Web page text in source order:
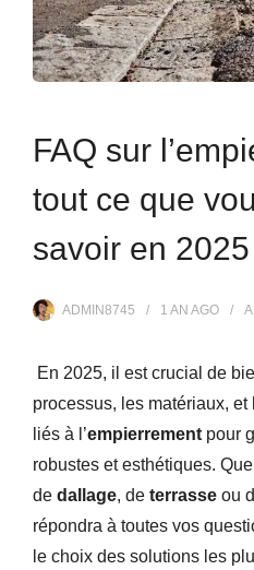
FAQ sur
tout ce que
savoir en 2025
ADMIN8745 1 AN AGO
En 2025, il est crucial de
processus, les matériaux,
liés à l’empierrement pour
robustes et esthétiques.
de dallage, de terrasse ou
répondra à toutes vos
le choix des solutions les